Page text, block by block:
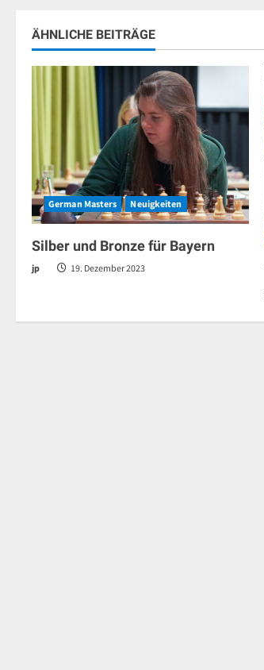
ÄHNLICHE BEITRÄGE
German Masters Neuigkeiten
Silber und Bronze für Bayern
jp 19. Dezember 2023